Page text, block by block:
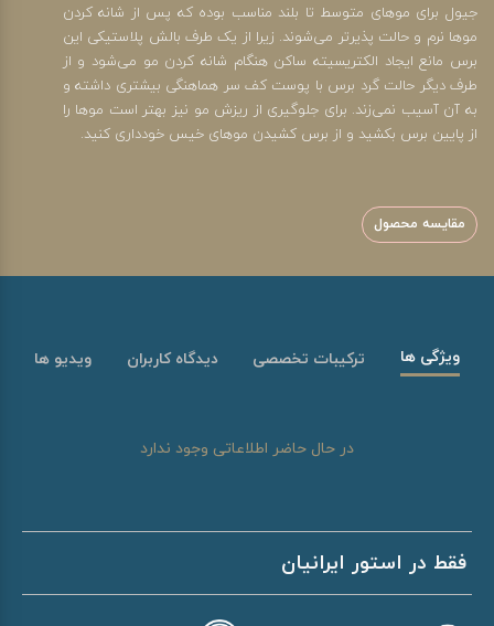
جیول برای موهای متوسط تا بلند مناسب بوده که پس از شانه کردن
موها نرم و حالت پذیرتر می‌شوند. زیرا از یک طرف بالش پلاستیکی این
برس مانع ایجاد الکتریسیته ساکن هنگام شانه کردن مو می‌شود و از
طرف دیگر حالت گرد برس با پوست کف سر هماهنگی بیشتری داشته و
به آن آسیب نمی‌زند. برای جلوگیری از ریزش مو نیز بهتر است موها را
از پایین برس بکشید و از برس کشیدن موهای خیس خودداری کنید.
مقایسه محصول
ویژگی ها ترکیبات تخصصی دیدگاه کاربران ویدیو ها
در حال حاضر اطلاعاتی وجود ندارد
فقط در استور ایرانیان